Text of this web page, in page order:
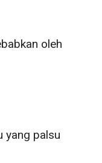
oleh
yang palsu